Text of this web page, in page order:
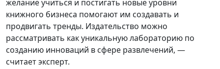
желание учиться и постигать новые уровни
книжного бизнеса помогают им создавать и
продвигать тренды. Издательство можно
рассматривать как уникальную лабораторию по
созданию инноваций в сфере развлечений, —
считает эксперт.